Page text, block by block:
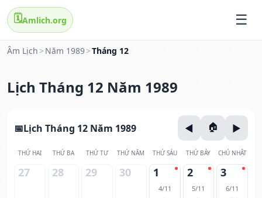
🗓️Amlich.org
Âm Lịch > Năm 1989>Tháng 12
Lịch Tháng 12 Năm 1989
Lịch Tháng 12 Năm 1989
THỨ HAI THỨ BA THỨ TƯ THỨ NĂM THỨ SÁU THỨ BẢY CHỦ NHẬT
27 28 29 30 1
4/11
2
5/11
3
6/11